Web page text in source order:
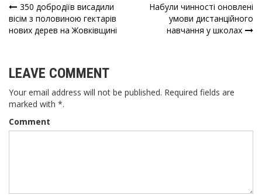
Навігація
записів
350 добродіїв висадили
вісім з половиною гектарів
нових дерев на Жовківщині
Набули чинності оновлені
умови дистанційного
навчання у школах
LEAVE COMMENT
Your email address will not be published. Required fields are
marked with *.
Comment